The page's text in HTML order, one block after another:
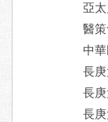
亞
醫
中
長
長
長